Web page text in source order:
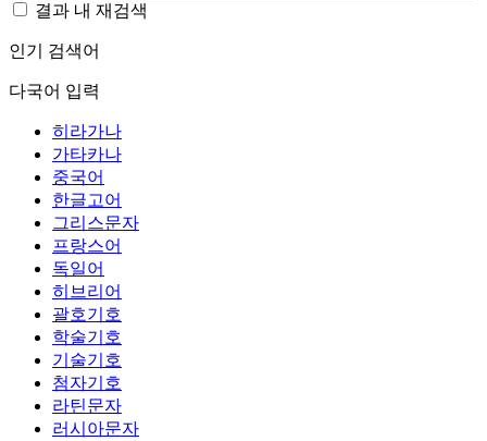
결과 내 재검색
인기 검색어
다국어 입력
히라가나
가타카나
중국어
한글고어
그리스문자
프랑스어
독일어
히브리어
괄호기호
학술기호
기술기호
첨자기호
라틴문자
러시아문자